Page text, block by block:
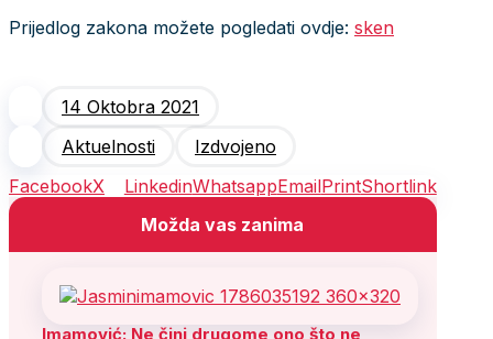
Prijedlog zakona možete pogledati ovdje: sken
14 Oktobra 2021
Aktuelnosti
Izdvojeno
FacebookX LinkedinWhatsappEmailPrintShortlink
Možda vas zanima
Imamović: Ne čini drugome ono što ne